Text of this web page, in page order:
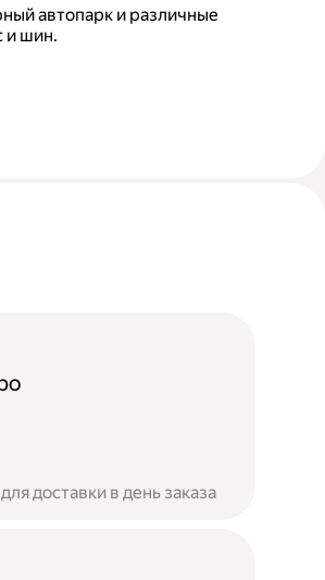
автопарк и различные
и шин.
доставки в день заказа